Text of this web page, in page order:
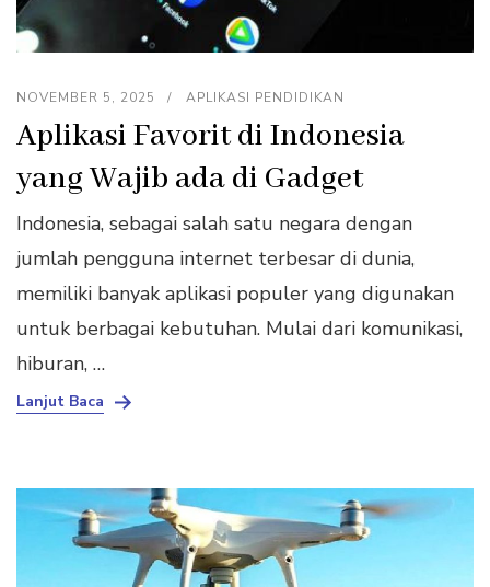
NOVEMBER 5, 2025 APLIKASI PENDIDIKAN
Aplikasi Favorit di Indonesia
yang Wajib ada di Gadget
Indonesia, sebagai salah satu negara dengan
jumlah pengguna internet terbesar di dunia,
memiliki banyak aplikasi populer yang digunakan
untuk berbagai kebutuhan. Mulai dari komunikasi,
hiburan, …
Lanjut Baca